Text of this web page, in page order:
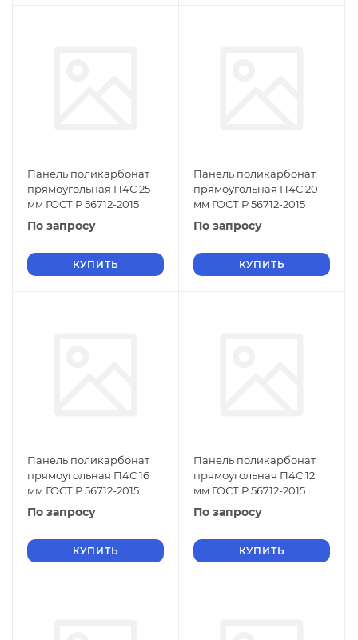
Панель поликарбонат
прямоугольная П4С 25
мм ГОСТ Р 56712-2015
По запросу
КУПИТЬ
Панель поликарбонат
прямоугольная П4С 20
мм ГОСТ Р 56712-2015
По запросу
КУПИТЬ
Панель поликарбонат
прямоугольная П4С 16
мм ГОСТ Р 56712-2015
По запросу
КУПИТЬ
Панель поликарбонат
прямоугольная П4С 12
мм ГОСТ Р 56712-2015
По запросу
КУПИТЬ